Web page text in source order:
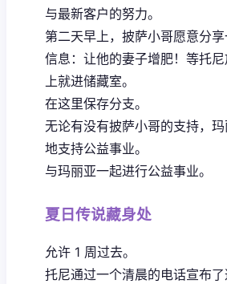
与最新客户的努力。
第二天早上，披萨小哥愿意分
信息：让他的妻子增肥！等托
上就进储藏室。
在这里保存分支。
无论有没有披萨小哥的支持，
地支持公益事业。
与玛丽亚一起进行公益事业。
夏日传说藏身处
允许 1 周过去。
托尼通过一个清晨的电话宣布